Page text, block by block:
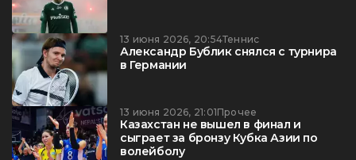
13 июня 2026, 20:54Теннис
Александр Бублик снялся с турнира
в Германии
13 июня 2026, 21:01Прочее
Казахстан не вышел в финал и
сыграет за бронзу Кубка Азии по
волейболу